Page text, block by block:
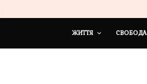
ЖИТТЯ СВОБОДА